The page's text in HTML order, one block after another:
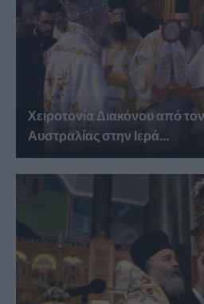
Χειροτονία Διακόνου από
Αυστραλίας στην Ιερά...